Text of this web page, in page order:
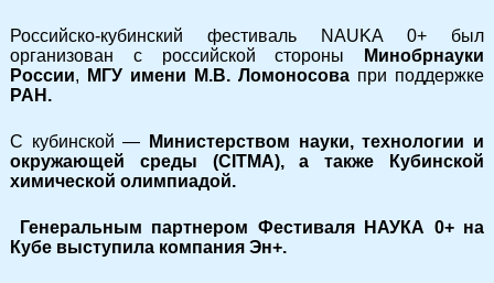
Российско-кубинский фестиваль NAUKA 0+ был
организован с российской стороны
Минобрнауки
России, МГУ имени М.В. Ломоносова при поддержке
РАН.
С кубинской —
Министерством науки, технологии и
окружающей среды (CITMA), а также Кубинской
химической олимпиадой.
Генеральным партнером Фестиваля НАУКА 0+ на
Кубе выступила компания Эн+.